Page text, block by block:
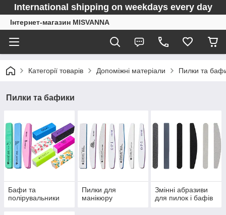
International shipping on weekdays every day
Інтернет-магазин MISVANNA
Категорії товарів Допоміжні матеріали Пилки та
Пилки та бафики
Бафи та
полірувальники
Пилки для
манікюру
Змінні абразиви
для пилок і бафів